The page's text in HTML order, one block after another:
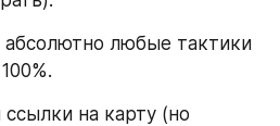
на карту (но